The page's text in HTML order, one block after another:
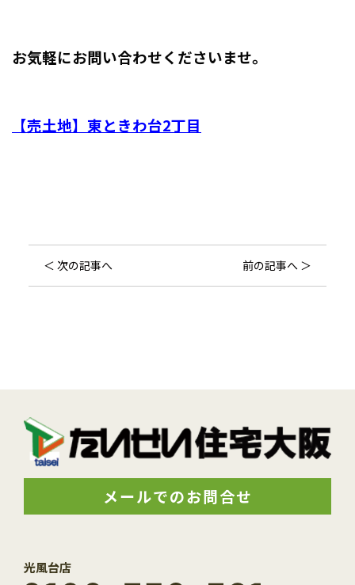
お気軽にお問い合わせくださいませ。
【売土地】東ときわ台2丁目
＜ 次の記事へ 前の記事へ ＞
メールでのお問合せ
光風台店